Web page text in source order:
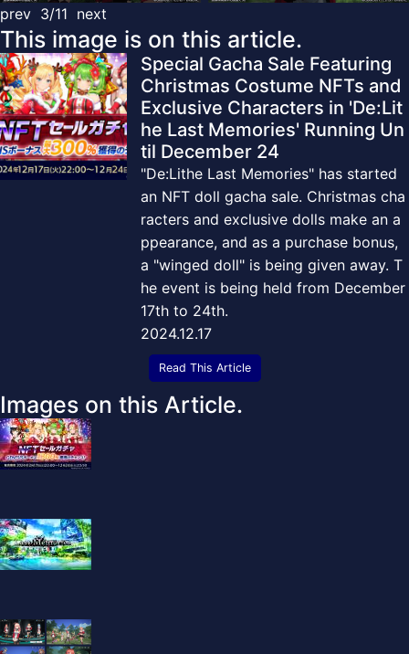
prev 3/11 next
This image is on this article.
Special Gacha Sale Featuring
Christmas Costume NFTs and
Exclusive Characters in 'De:Lit
he Last Memories' Running Un
til December 24
"De:Lithe Last Memories" has started
an NFT doll gacha sale. Christmas cha
racters and exclusive dolls make an a
ppearance, and as a purchase bonus,
a "winged doll" is being given away. T
he event is being held from December
17th to 24th.
2024.12.17
Read This Article
Images on this Article.